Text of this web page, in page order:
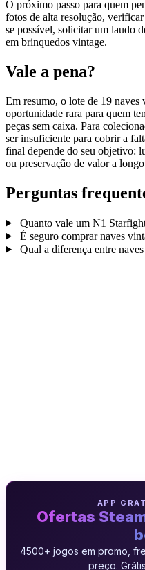
O próximo passo para quem
fotos de alta resolução,
se possível, solicitar um laudo
em brinquedos vintage.
Vale a pena?
Em resumo, o lote de 19 naves
oportunidade rara para quem
peças sem caixa. Para
ser insuficiente para cobrir a
final depende do seu objetivo:
ou preservação de valor a
Perguntas
Quanto vale um N1
É seguro comprar naves
Qual a diferença entre
APP
Ofertas
4500+ jogos em promo,
preço.